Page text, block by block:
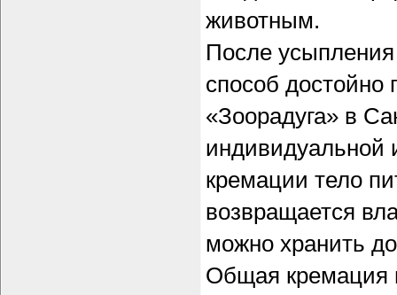
животным.
После
способ достойно
«Зоорадуга» в
кремации тело
возвращается
можно хранить
Общая кремация